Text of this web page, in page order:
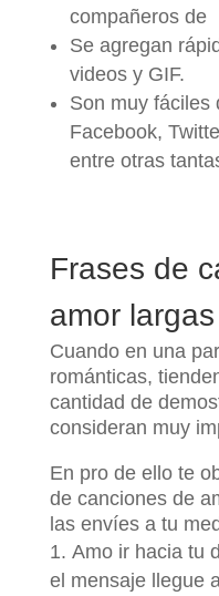
compañeros de
Se agregan
videos y GIF.
Son muy fáciles
Facebook,
entre otras
Frases de
amor largas
Cuando en una
románticas,
cantidad de
consideran muy
En pro de ello te
de canciones de
las envíes a tu
Amo ir hacia tu
el mensaje llegue